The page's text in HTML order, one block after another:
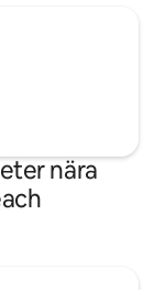
nära